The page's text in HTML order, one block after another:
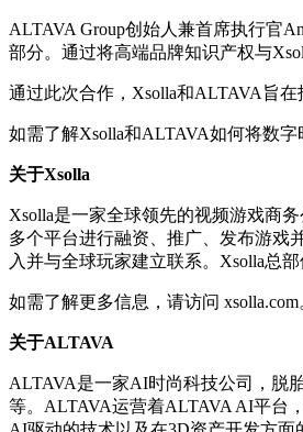
ALTAVA Group创始人兼首席执行官
部分。通过将高端品牌知识产权与
通过此次合作，Xsolla和ALTAVA旨
如需了解Xsolla和ALTAVA如何将数字
关于Xsolla
Xsolla是一家全球领先的视频游戏商
多个平台进行融资、推广、发布游戏
入并与全球玩家建立联系。Xsolla总
如需了解更多信息，请访问 xsolla.com
关于ALTAVA
ALTAVA是一家AI时尚科技公司，脱胎
等。ALTAVA运营着ALTAVA AI平台